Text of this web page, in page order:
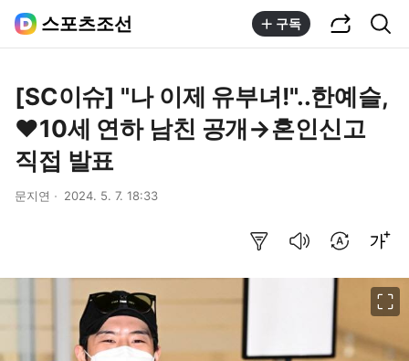
스포츠조선 구독
[SC이슈] "나 이제 유부녀!"..한예슬,
♥10세 연하 남친 공개→혼인신고
직접 발표
문지연 2024. 5. 7. 18:33